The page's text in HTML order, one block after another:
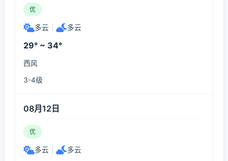
优
多云 多云
29° ~ 34°
西风
3-4级
08月12日
优
多云 多云